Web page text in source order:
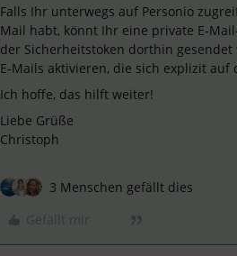
Falls Ihr unterwegs auf Personio
Mail habt, könnt Ihr eine private E-
der Sicherheitstoken dorthin
E-Mails aktivieren, die sich explizit auf
Ich hoffe, das hilft weiter!
Liebe Grüße
Christoph
3 Menschen gefällt dies